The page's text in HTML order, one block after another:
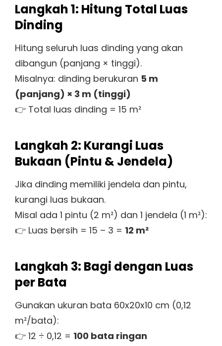
Langkah 1: Hitung Total Luas
Dinding
Hitung seluruh luas dinding yang akan
dibangun (panjang × tinggi).
Misalnya: dinding berukuran 5 m
(panjang) × 3 m (tinggi)
👉 Total luas dinding = 15 m²
Langkah 2: Kurangi Luas
Bukaan (Pintu & Jendela)
Jika dinding memiliki jendela dan pintu,
kurangi luas bukaan.
Misal ada 1 pintu (2 m²) dan 1 jendela (1 m²):
👉 Luas bersih = 15 – 3 = 12 m²
Langkah 3: Bagi dengan Luas
per Bata
Gunakan ukuran bata 60x20x10 cm (0,12
m²/bata):
👉 12 ÷ 0,12 = 100 bata ringan